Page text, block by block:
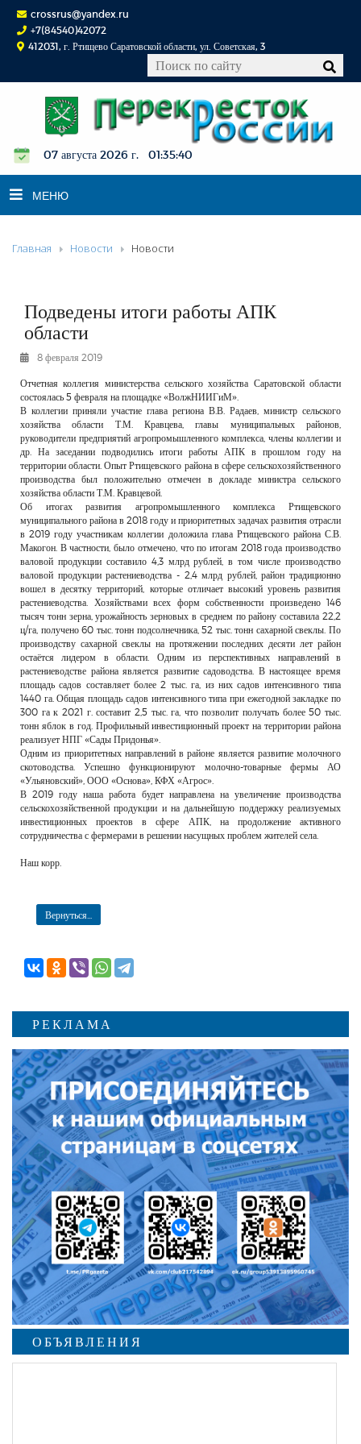
crossrus@yandex.ru
+7(84540)42072
412031, г. Ртищево Саратовской области, ул. Советская, 3
07 августа 2026 г. 01:35:40
МЕНЮ
НОВОСТИ
К СВЕДЕНИЮ
КОНКУРСЫ
ФОТОРЕПОРТАЖИ
РЕКЛАМОДАТЕЛЯМ
ОБЪЯВЛЕНИЯ
КОНТАКТЫ
Главная Новости Новости
Подведены итоги работы АПК
области
8 февраля 2019
Отчетная коллегия министерства сельского хозяйства Саратовской области
состоялась 5 февраля на площадке «ВолжНИИГиМ».
В коллегии приняли участие глава региона В.В. Радаев, министр сельского
хозяйства области Т.М. Кравцева, главы муниципальных районов,
руководители предприятий агропромышленного комплекса, члены коллегии и
др. На заседании подводились итоги работы АПК в прошлом году на
территории области. Опыт Ртищевского района в сфере сельскохозяйственного
производства был положительно отмечен в докладе министра сельского
хозяйства области Т.М. Кравцевой.
Об итогах развития агропромышленного комплекса Ртищевского
муниципального района в 2018 году и приоритетных задачах развития отрасли
в 2019 году участникам коллегии доложила глава Ртищевского района С.В.
Макогон. В частности, было отмечено, что по итогам 2018 года производство
валовой продукции составило 4,3 млрд рублей, в том числе производство
валовой продукции растениеводства - 2,4 млрд рублей, район традиционно
вошел в десятку территорий, которые отличает высокий уровень развития
растениеводства. Хозяйствами всех форм собственности произведено 146
тысяч тонн зерна, урожайность зерновых в среднем по району составила 22,2
ц/га, получено 60 тыс. тонн подсолнечника, 52 тыс. тонн сахарной свеклы. По
производству сахарной свеклы на протяжении последних десяти лет район
остаётся лидером в области. Одним из перспективных направлений в
растениеводстве района является развитие садоводства. В настоящее время
площадь садов составляет более 2 тыс. га, из них садов интенсивного типа
1440 га. Общая площадь садов интенсивного типа при ежегодной закладке по
300 га к 2021 г. составит 2,5 тыс. га, что позволит получать более 50 тыс.
тонн яблок в год. Профильный инвестиционный проект на территории района
реализует НПГ «Сады Придонья».
Одним из приоритетных направлений в районе является развитие молочного
скотоводства. Успешно функционируют молочно-товарные фермы АО
«Ульяновский», ООО «Основа», КФХ «Агрос».
В 2019 году наша работа будет направлена на увеличение производства
сельскохозяйственной продукции и на дальнейшую поддержку реализуемых
инвестиционных проектов в сфере АПК, на продолжение активного
сотрудничества с фермерами в решении насущных проблем жителей села.
Наш корр.
Вернуться...
РЕКЛАМА
ОБЪЯВЛЕНИЯ